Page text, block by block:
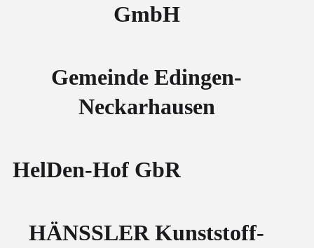
GmbH
Gemeinde Edingen-
Neckarhausen
HelDen-Hof GbR
HÄNSSLER Kunststoff-